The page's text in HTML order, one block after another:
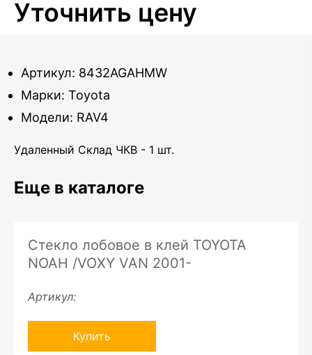
Уточнить цену
Артикул: 8432AGAHMW
Марки: Toyota
Модели: RAV4
Удаленный Склад ЧКВ - 1 шт.
Еще в каталоге
Стекло лобовое в клей TOYOTA
NOAH /VOXY VAN 2001-
Артикул:
Купить